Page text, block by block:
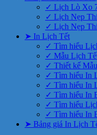
✓ Lịch Lò Xo
✓ Lịch Nẹp
✓ Lịch Nẹp
➤ In Lịch Tết
✓ Tìm hiểu
✓ Mẫu Lịch
✓ Thiết kế
✓ Tìm hiểu In
✓ Tìm hiểu In
✓ Tìm hiểu In
✓ Tìm hiểu
✓ Tìm hiểu In
➤ Bảng giá In Lịch